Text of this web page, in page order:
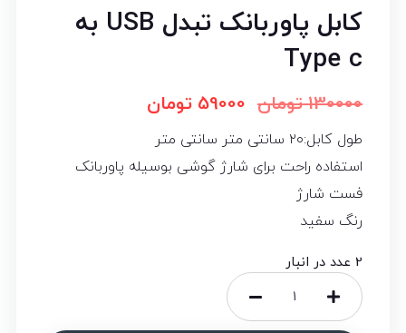
کابل پاوربانک تبدل USB به
Type c
130000 تومان 59000 تومان
طول کابل:۲۰ سانتی متر سانتی متر
استفاده راحت برای شارژ گوشی بوسیله پاوربانک
فست شارژ
رنگ سفید
2 عدد در انبار